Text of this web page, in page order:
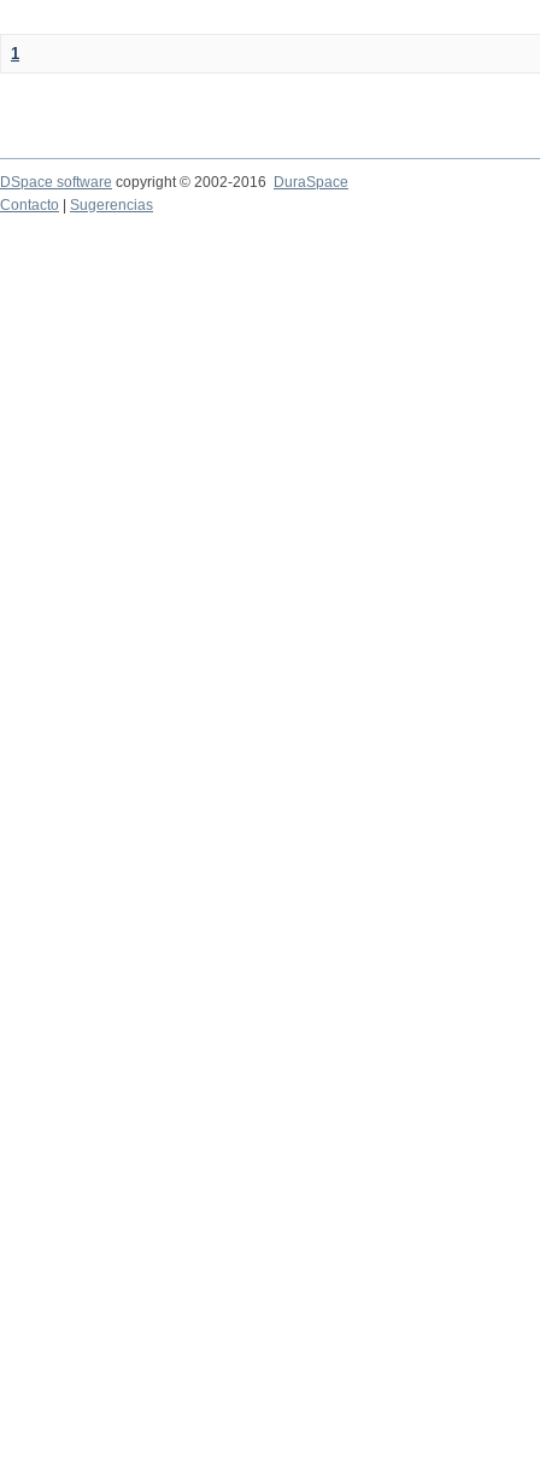
1
DSpace software copyright © 2002-2016
DuraSpace
Contacto
Sugerencias